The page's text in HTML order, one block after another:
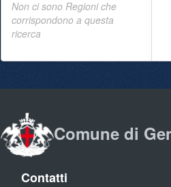
Non ci sono Regioni che
corrispondono a questa
ricerca
Comune di
Contatti